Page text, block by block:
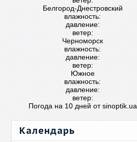
Белгород-Днестровский
влажность:
давление:
ветер:
Черноморск
влажность:
давление:
ветер:
Южное
влажность:
давление:
ветер:
Погода на 10 дней отsinoptik.ua
Календарь